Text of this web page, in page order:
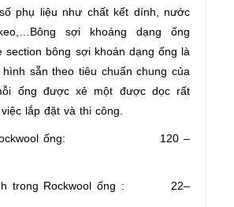
phụ liệu như chất kết dính, nước
sợi khoáng dạng ống
section bông sợi khoán dạng ống là
sẵn theo tiêu chuẩn chung của
ống được xẻ một được dọc rất
lắp đặt và thi công.
Rockwool ống: 120 –
trong Rockwool ống : 22–